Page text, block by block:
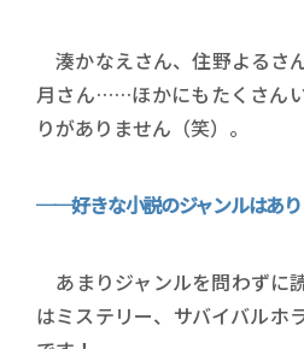
湊かなえさん、住野よるさ
月さん……ほかにもたくさん
りがありません（笑）。
──好きな小説のジャンルはあり
あまりジャンルを問わず
はミステリー、サバイバルホ